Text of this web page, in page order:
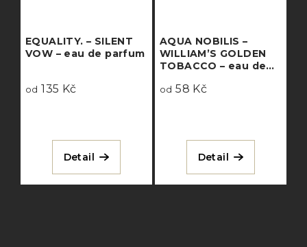
EQUALITY. – SILENT
VOW – eau de parfum
od 135 Kč
Detail
AQUA NOBILIS –
WILLIAM’S GOLDEN
TOBACCO – eau de
od 58 Kč
Detail